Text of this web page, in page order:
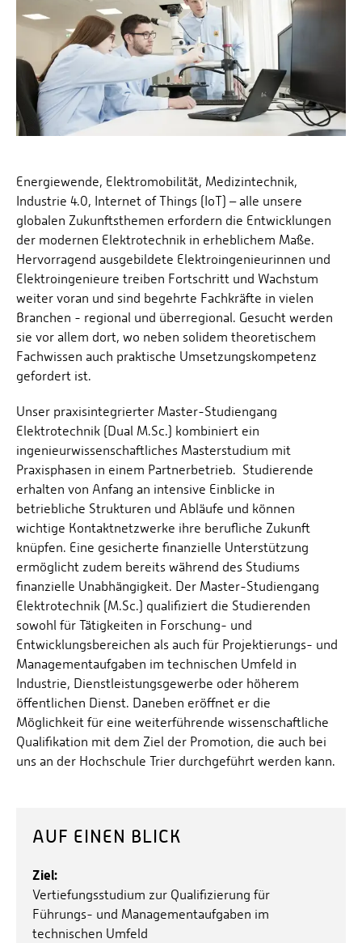
Energiewende, Elektromobilität, Medizintechnik,
Industrie 4.0, Internet of Things (IoT) – alle unsere
globalen Zukunftsthemen erfordern die Entwicklungen
der modernen Elektrotechnik in erheblichem Maße.
Hervorragend ausgebildete Elektroingenieurinnen und
Elektroingenieure treiben Fortschritt und Wachstum
weiter voran und sind begehrte Fachkräfte in vielen
Branchen - regional und überregional. Gesucht werden
sie vor allem dort, wo neben solidem theoretischem
Fachwissen auch praktische Umsetzungskompetenz
gefordert ist.
Unser praxisintegrierter Master-Studiengang
Elektrotechnik (Dual M.Sc.) kombiniert ein
ingenieurwissenschaftliches Masterstudium mit
Praxisphasen in einem Partnerbetrieb. Studierende
erhalten von Anfang an intensive Einblicke in
betriebliche Strukturen und Abläufe und können
wichtige Kontaktnetzwerke ihre berufliche Zukunft
knüpfen. Eine gesicherte finanzielle Unterstützung
ermöglicht zudem bereits während des Studiums
finanzielle Unabhängigkeit. Der Master-Studiengang
Elektrotechnik (M.Sc.) qualifiziert die Studierenden
sowohl für Tätigkeiten in Forschung- und
Entwicklungsbereichen als auch für Projektierungs- und
Managementaufgaben im technischen Umfeld in
Industrie, Dienstleistungsgewerbe oder höherem
öffentlichen Dienst. Daneben eröffnet er die
Möglichkeit für eine weiterführende wissenschaftliche
Qualifikation mit dem Ziel der Promotion, die auch bei
uns an der Hochschule Trier durchgeführt werden kann.
AUF EINEN BLICK
Ziel:
Vertiefungsstudium zur Qualifizierung für
Führungs- und Managementaufgaben im
technischen Umfeld